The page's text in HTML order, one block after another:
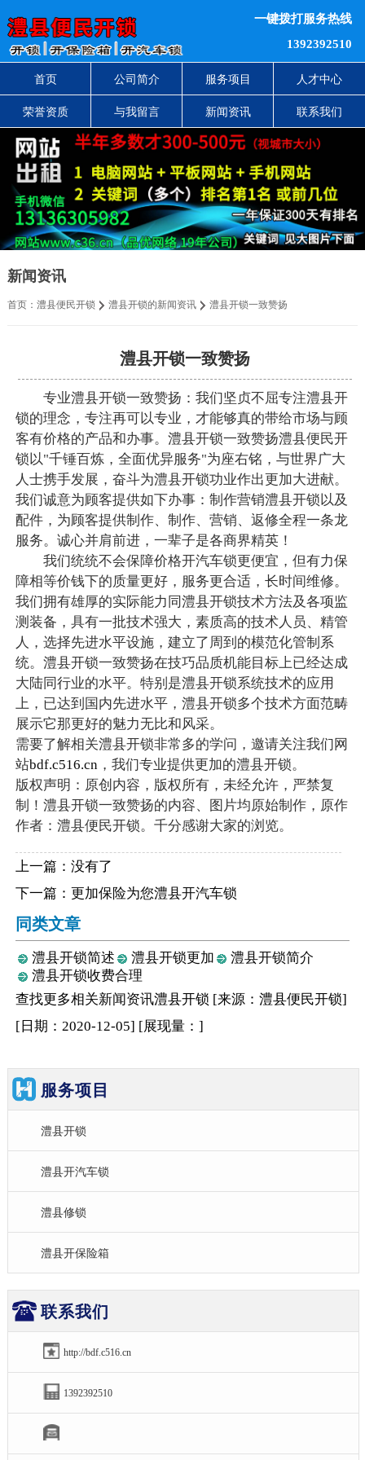
一键拨打服务热线
1392392510
首页 公司简介 服务项目 人才中心
荣誉资质 与我留言 新闻资讯 联系我们
新闻资讯
首页： 澧县便民开锁 澧县开锁的新闻资讯 澧县开锁一致赞扬
澧县开锁一致赞扬
专业澧县开锁一致赞扬：我们坚贞不屈专注澧县开
锁的理念，专注再可以专业，才能够真的带给市场与顾
客有价格的产品和办事。澧县开锁一致赞扬澧县便民开
锁以"千锤百炼，全面优异服务"为座右铭，与世界广大
人士携手发展，奋斗为澧县开锁功业作出更加大进献。
我们诚意为顾客提供如下办事：制作营销澧县开锁以及
配件，为顾客提供制作、制作、营销、返修全程一条龙
服务。诚心并肩前进，一辈子是各商界精英！
我们统统不会保障价格开汽车锁更便宜，但有力保
障相等价钱下的质量更好，服务更合适，长时间维修。
我们拥有雄厚的实际能力同澧县开锁技术方法及各项监
测装备，具有一批技术强大，素质高的技术人员、精管
人，选择先进水平设施，建立了周到的模范化管制系
统。澧县开锁一致赞扬在技巧品质机能目标上已经达成
大陆同行业的水平。特别是澧县开锁系统技术的应用
上，已达到国内先进水平，澧县开锁多个技术方面范畴
展示它那更好的魅力无比和风采。
需要了解相关澧县开锁非常多的学问，邀请关注我们网
站bdf.c516.cn，我们专业提供更加的澧县开锁。
版权声明：原创内容，版权所有，未经允许，严禁复
制！澧县开锁一致赞扬的内容、图片均原始制作，原作
作者：澧县便民开锁。千分感谢大家的浏览。
上一篇：没有了
下一篇： 更加保险为您澧县开汽车锁
同类文章
澧县开锁简述 澧县开锁更加
澧县开锁简介
澧县开锁收费合理
查找更多相关新闻资讯澧县开锁 [来源：澧县便民开锁]
[日期：2020-12-05] [展现量： ]
服务项目
澧县开锁
澧县开汽车锁
澧县修锁
澧县开保险箱
联系我们
http://bdf.c516.cn
1392392510